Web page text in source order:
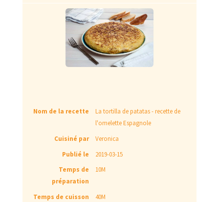
Nom de la recette
La tortilla de patatas - recette de
l'omelette Espagnole
Cuisiné par
Veronica
Publié le
2019-03-15
Temps de
préparation
10M
Temps de cuisson
40M